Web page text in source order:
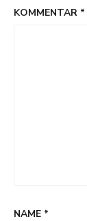
KOMMENTAR *
NAME *